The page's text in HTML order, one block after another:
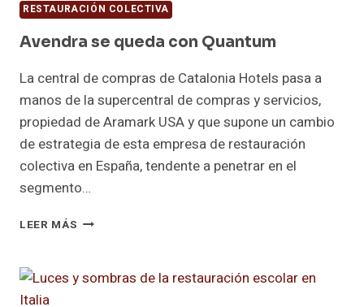
RESTAURACIÓN COLECTIVA
Avendra se queda con Quantum
La central de compras de Catalonia Hotels pasa a
manos de la supercentral de compras y servicios,
propiedad de Aramark USA y que supone un cambio
de estrategia de esta empresa de restauración
colectiva en España, tendente a penetrar en el
segmento…
LEER MÁS AVENDRA
CON